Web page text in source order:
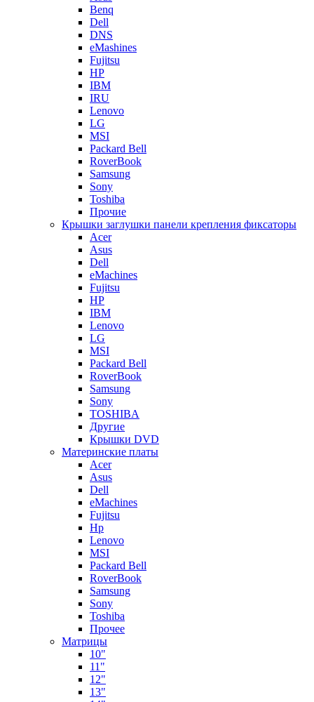
Benq
Dell
DNS
eMashines
Fujitsu
HP
IBM
IRU
Lenovo
LG
MSI
Packard Bell
RoverBook
Samsung
Sony
Toshiba
Прочие
Крышки заглушки панели крепления фиксаторы
Acer
Asus
Dell
eMachines
Fujitsu
HP
IBM
Lenovo
LG
MSI
Packard Bell
RoverBook
Samsung
Sony
TOSHIBA
Другие
Крышки DVD
Материнские платы
Acer
Asus
Dell
eMachines
Fujitsu
Hp
Lenovo
MSI
Packard Bell
RoverBook
Samsung
Sony
Toshiba
Прочее
Матрицы
10"
11"
12"
13"